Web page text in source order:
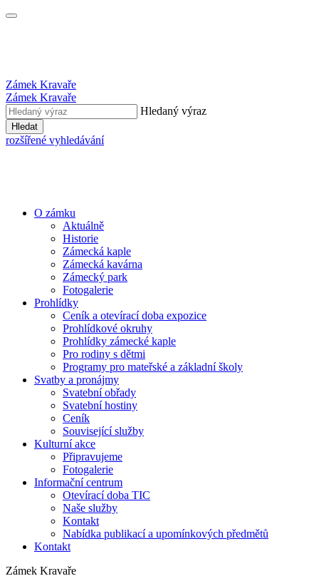
Zámek Kravaře
Zámek Kravaře
Hledaný výraz
Hledat
rozšířené vyhledávání
O zámku
Aktuálně
Historie
Zámecká kaple
Zámecká kavárna
Zámecký park
Fotogalerie
Prohlídky
Ceník a otevírací doba expozice
Prohlídkové okruhy
Prohlídky zámecké kaple
Pro rodiny s dětmi
Programy pro mateřské a základní školy
Svatby a pronájmy
Svatební obřady
Svatební hostiny
Ceník
Související služby
Kulturní akce
Připravujeme
Fotogalerie
Informační centrum
Otevírací doba TIC
Naše služby
Kontakt
Nabídka publikací a upomínkových předmětů
Kontakt
Zámek Kravaře